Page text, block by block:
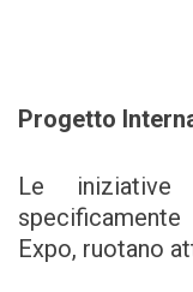
Progetto
Le iniziative
Expo, ruotano